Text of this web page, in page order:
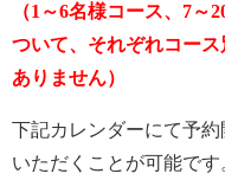
（1～6名様コース、7～
ついて、それぞれコー
ありません）
下記カレンダーにて予
いただくことが可能です